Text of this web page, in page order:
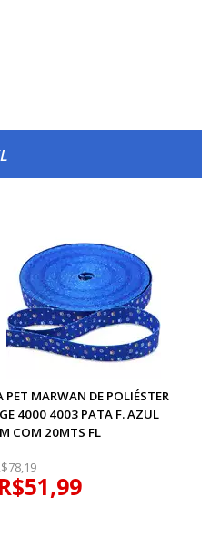
PET MARWAN DE POLIÉSTER
4000 4003 PATA F. AZUL
COM 20MTS FL
R$51,99